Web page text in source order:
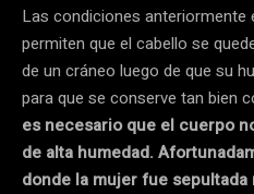
Las condiciones anteriormente
permiten que el cabello se
de un cráneo luego de que su
para que se conserve tan bien
es necesario que el cuerpo
de alta humedad.
donde la mujer fue